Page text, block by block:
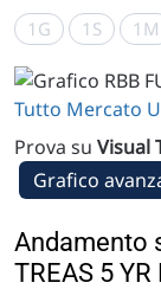
1G 1S 1M
Tutto Mercato
Prova su Visual
Grafico
Andamento
TREAS 5 YR